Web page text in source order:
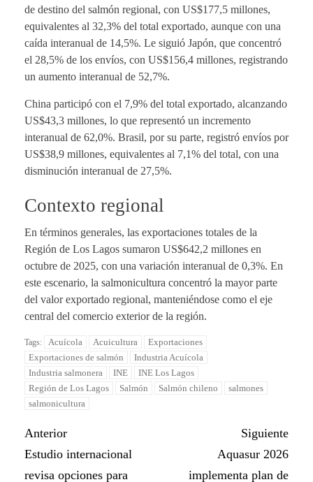
de destino del salmón regional, con US$177,5 millones,
equivalentes al 32,3% del total exportado, aunque con una
caída interanual de 14,5%. Le siguió Japón, que concentró
el 28,5% de los envíos, con US$156,4 millones, registrando
un aumento interanual de 52,7%.
China participó con el 7,9% del total exportado, alcanzando
US$43,3 millones, lo que representó un incremento
interanual de 62,0%. Brasil, por su parte, registró envíos por
US$38,9 millones, equivalentes al 7,1% del total, con una
disminución interanual de 27,5%.
Contexto regional
En términos generales, las exportaciones totales de la
Región de Los Lagos sumaron US$642,2 millones en
octubre de 2025, con una variación interanual de 0,3%. En
este escenario, la salmonicultura concentró la mayor parte
del valor exportado regional, manteniéndose como el eje
central del comercio exterior de la región.
Tags: Acuícola Acuicultura
Exportaciones
Exportaciones de salmón
Industria Acuícola
Industria salmonera
INE
INE Los Lagos
Región de Los Lagos
Salmón Salmón chileno
salmones
salmonicultura
Anterior
Estudio internacional
revisa opciones para
Siguiente
Aquasur 2026
implementa plan de